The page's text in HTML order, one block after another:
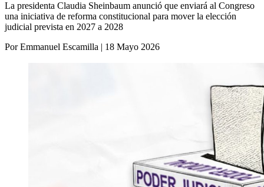
La presidenta Claudia Sheinbaum anunció que enviará al Congreso
una iniciativa de reforma constitucional para mover la elección
judicial prevista en 2027 a 2028
Por Emmanuel Escamilla | 18 Mayo 2026